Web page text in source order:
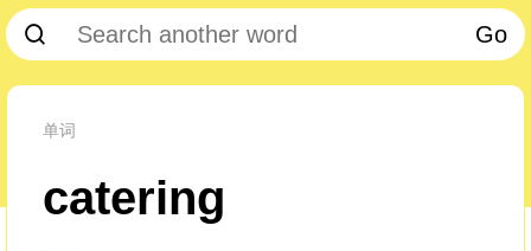
Go
单词
catering